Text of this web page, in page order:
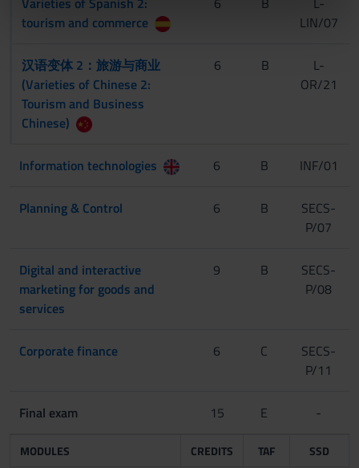
nostri partner che si occupano di analisi dei dati web,
con altre informazioni che hai fornito loro o che hanno
raccolto dal tuo utilizzo dei loro servizi.
tourism and commerce
LIN/07
汉语变体 2：旅游与商业
(Varieties of Chinese 2:
Tourism and Business
Chinese)
6 B
L-
OR/21
Information technologies 6 B INF/01
Planning & Control 6 B
SECS-
P/07
Digital and interactive
marketing for goods and
services
9 B
SECS-
P/08
Corporate finance 6 C
SECS-
P/11
Final exam 15 E -
MODULES CREDITS TAF SSD